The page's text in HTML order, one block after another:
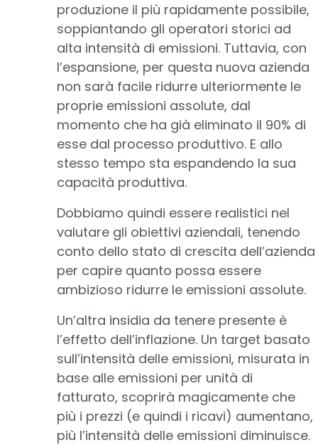
produzione il più rapidamente possibile,
soppiantando gli operatori storici ad
alta intensità di emissioni. Tuttavia, con
l’espansione, per questa nuova azienda
non sarà facile ridurre ulteriormente le
proprie emissioni assolute, dal
momento che ha già eliminato il 90% di
esse dal processo produttivo. E allo
stesso tempo sta espandendo la sua
capacità produttiva.
Dobbiamo quindi essere realistici nel
valutare gli obiettivi aziendali, tenendo
conto dello stato di crescita dell’azienda
per capire quanto possa essere
ambizioso ridurre le emissioni assolute.
Un’altra insidia da tenere presente è
l’effetto dell’inflazione. Un target basato
sull’intensità delle emissioni, misurata in
base alle emissioni per unità di
fatturato, scoprirà magicamente che
più i prezzi (e quindi i ricavi) aumentano,
più l’intensità delle emissioni diminuisce.